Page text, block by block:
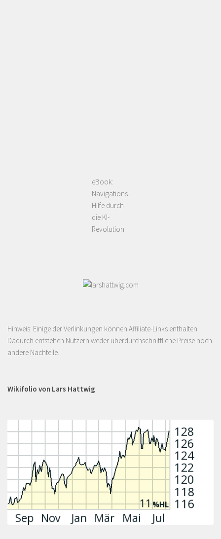
eBook:
Navigations-
Hilfe durch
die KI-
Revolution
Hinweis: Einige der Verlinkungen können Affiliate-Links enthalten.
Dadurch entstehen Nutzern weder überdurchschnittliche Preise noch
andere Nachteile.
Wikifolio von Lars Hattwig